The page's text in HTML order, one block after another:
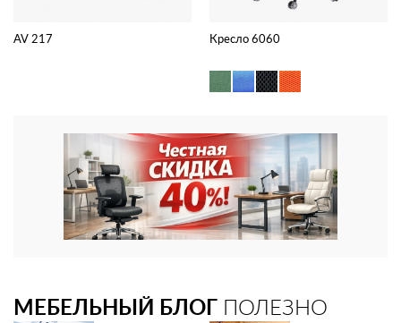
AV 217 Кресло 6060
МЕБЕЛЬНЫЙ БЛОГ ПОЛЕЗНО